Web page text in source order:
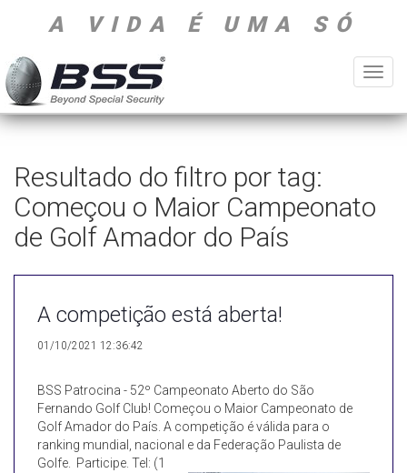
A VIDA É UMA SÓ
Resultado do filtro por tag:
Começou o Maior Campeonato
de Golf Amador do País
A competição está aberta!
01/10/2021 12:36:42
BSS Patrocina - 52º Campeonato Aberto do São
Fernando Golf Club! Começou o Maior Campeonato de
Golf Amador do País. A competição é válida para o
ranking mundial, nacional e da Federação Paulista de
Golfe. Participe. Tel: (1